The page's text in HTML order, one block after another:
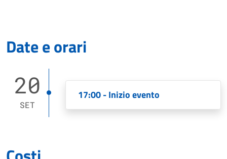
Date e orari
20
SET
17:00 - Inizio evento